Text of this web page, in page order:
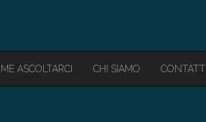
ASCOLTARCI CHI SIAMO CONTATTI